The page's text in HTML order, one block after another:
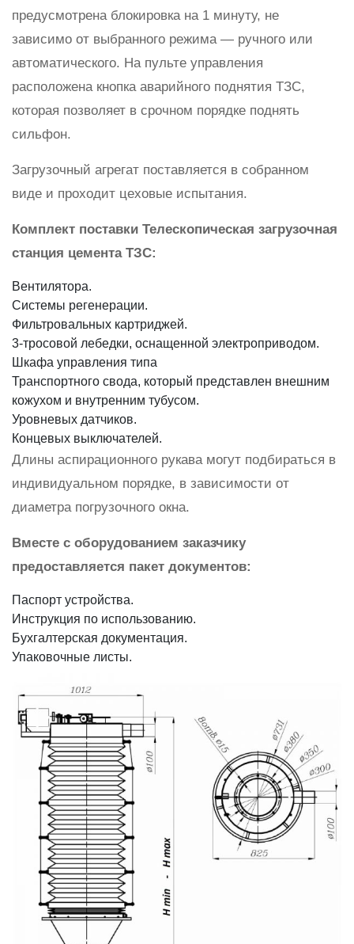
предусмотрена блокировка на 1 минуту, не
зависимо от выбранного режима — ручного или
автоматического. На пульте управления
расположена кнопка аварийного поднятия ТЗС,
которая позволяет в срочном порядке поднять
сильфон.
Загрузочный агрегат поставляется в собранном
виде и проходит цеховые испытания.
Комплект поставки Телескопическая загрузочная
станция цемента ТЗС:
Вентилятора.
Системы регенерации.
Фильтровальных картриджей.
3-тросовой лебедки, оснащенной электроприводом.
Шкафа управления типа
Транспортного свода, который представлен внешним
кожухом и внутренним тубусом.
Уровневых датчиков.
Концевых выключателей.
Длины аспирационного рукава могут подбираться в
индивидуальном порядке, в зависимости от
диаметра погрузочного окна.
Вместе с оборудованием заказчику
предоставляется пакет документов:
Паспорт устройства.
Инструкция по использованию.
Бухгалтерская документация.
Упаковочные листы.